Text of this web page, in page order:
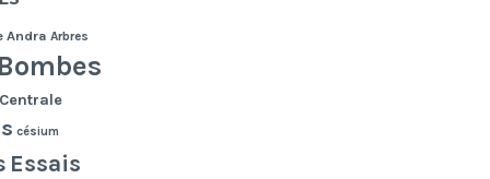
Andra Arbres
césium
Essais